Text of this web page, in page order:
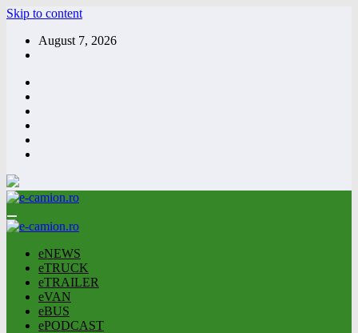
Skip to content
August 7, 2026
eNEWS
eTRUCK
eTRAILER
eVAN
eBUS
ePODCAST